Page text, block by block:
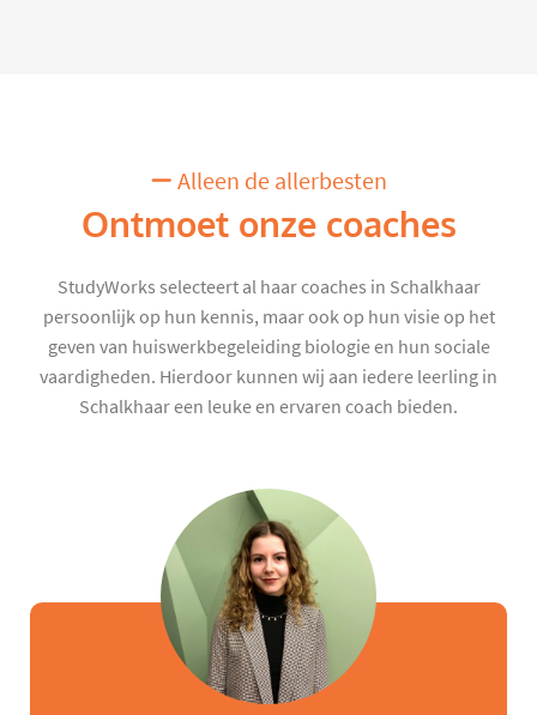
Alleen de allerbesten
Ontmoet onze coaches
StudyWorks selecteert al haar coaches in Schalkhaar
persoonlijk op hun kennis, maar ook op hun visie op het
geven van huiswerkbegeleiding biologie en hun sociale
vaardigheden. Hierdoor kunnen wij aan iedere leerling in
Schalkhaar een leuke en ervaren coach bieden.